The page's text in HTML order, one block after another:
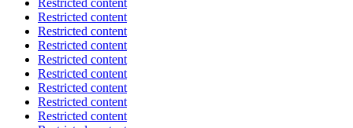
Restricted content
Restricted content
Restricted content
Restricted content
Restricted content
Restricted content
Restricted content
Restricted content
Restricted content